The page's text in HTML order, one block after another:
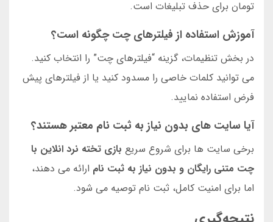
تومان برای حذف تبلیغات است.
آموزش استفاده از فیلترهای چت چگونه است؟
در بخش تنظیمات، گزینه “فیلترهای چت” را انتخاب کنید.
می توانید کلمات خاصی را مسدود کنید یا از فیلترهای پیش
فرض استفاده نمایید.
آیا سایت های بدون نیاز به ثبت نام معتبر هستند؟
برخی سایت ها برای شروع سریع بازی تخته نرد انلاین با
چت متنی رایگان و بدون نیاز به ثبت نام ارائه می دهند،
اما برای امنیت کامل، ثبت نام توصیه می شود.